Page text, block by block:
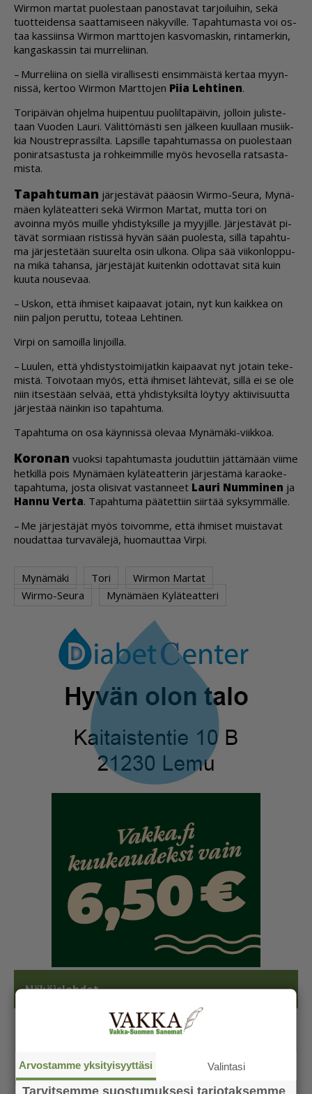
Wir­mon mar­tat puo­les­taan pa­nos­ta­vat tar­joi­lui­hin, sekä
tuot­tei­den­sa saat­ta­mi­seen nä­ky­vil­le. Ta­pah­tu­mas­ta voi os­
taa kas­siin­sa Wir­mon mart­to­jen kas­vo­mas­kin, rin­ta­mer­kin,
kan­gas­kas­sin tai mur­re­lii­nan.
– Mur­re­lii­na on siel­lä vi­ral­li­ses­ti en­sim­mäis­tä ker­taa myyn­
nis­sä, ker­too Wir­mon Mart­to­jen Piia Leh­ti­nen.
To­ri­päi­vän oh­jel­ma hui­pen­tuu puo­lil­ta­päi­vin, jol­loin ju­lis­te­
taan Vuo­den Lau­ri. Vä­lit­tö­mäs­ti sen jäl­keen kuul­laan mu­siik­
kia Noust­rep­ras­sil­ta. Lap­sil­le ta­pah­tu­mas­sa on puo­les­taan
po­ni­rat­sas­tus­ta ja roh­keim­mil­le myös he­vo­sel­la rat­sas­ta­
mis­ta.
Ta­pah­tu­man jär­jes­tä­vät pää­o­sin Wir­mo-Seu­ra, My­nä­
mä­en ky­lä­te­at­te­ri sekä Wir­mon Mar­tat, mut­ta tori on
avoin­na myös muil­le yh­dis­tyk­sil­le ja myy­jil­le. Jär­jes­tä­vät pi­
tä­vät sor­mi­aan ris­tis­sä hy­vän sään puo­les­ta, sil­lä ta­pah­tu­
ma jär­jes­te­tään suu­rel­ta osin ul­ko­na. Oli­pa sää vii­kon­lop­pu­
na mikä ta­han­sa, jär­jes­tä­jät kui­ten­kin odot­ta­vat sitä kuin
kuu­ta nou­se­vaa.
– Us­kon, et­tä ih­mi­set kai­paa­vat jo­tain, nyt kun kaik­kea on
niin pal­jon pe­rut­tu, to­te­aa Leh­ti­nen.
Vir­pi on sa­moil­la lin­joil­la.
– Luu­len, et­tä yh­dis­tys­toi­mi­jat­kin kai­paa­vat nyt jo­tain te­ke­
mis­tä. Toi­vo­taan myös, et­tä ih­mi­set läh­te­vät, sil­lä ei se ole
niin it­ses­tään sel­vää, et­tä yh­dis­tyk­sil­tä löy­tyy ak­tii­vi­suut­ta
jär­jes­tää näin­kin iso ta­pah­tu­ma.
Ta­pah­tu­ma on osa käyn­nis­sä ole­vaa My­nä­mä­ki-viik­koa.
Ko­ro­nan vuok­si ta­pah­tu­mas­ta jou­dut­tiin jät­tä­mään vii­me
het­kil­lä pois My­nä­mä­en ky­lä­te­at­te­rin jär­jes­tä­mä ka­ra­o­ke-
ta­pah­tu­ma, jos­ta oli­si­vat vas­tan­neet Lau­ri Num­mi­nen ja
Han­nu Ver­ta. Ta­pah­tu­ma pää­tet­tiin siir­tää syk­sym­mäl­le.
– Me jär­jes­tä­jät myös toi­vom­me, et­tä ih­mi­set muis­ta­vat
nou­dat­taa tur­va­vä­le­jä, huo­maut­taa Vir­pi.
Mynämäki Tori
Wirmon Martat
Wirmo-Seura
Mynämäen Kyläteatteri
Näköislehdet
Arvostamme yksityisyyttäsi Valintasi
Tarvitsemme suostumuksesi tarjotaksemme